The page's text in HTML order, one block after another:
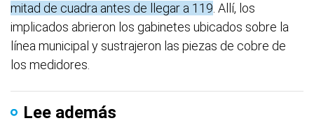
mitad de cuadra antes de llegar a 119 . Allí, los
implicados abrieron los gabinetes ubicados sobre la
línea municipal y sustrajeron las piezas de cobre de
los medidores.
Lee además